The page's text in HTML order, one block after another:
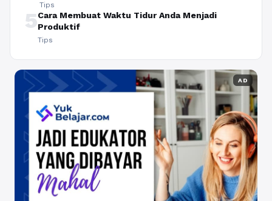
Tips
5Cara Membuat Waktu Tidur Anda Menjadi
Produktif
Tips
AD